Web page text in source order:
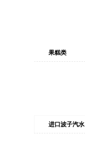
果糕类
进口波子汽水